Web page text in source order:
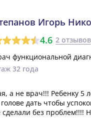
улучшить св...»
Игорь
4.6 2 отзывов
функциональной
32 года
врач!!! Ребенку 5 лет сказал
дать чтобы
сделали без проблем!!!!